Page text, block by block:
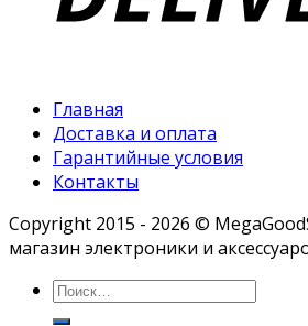
Главная
Доставка и оплата
Гарантийные условия
Контакты
Copyright 2015 - 2026 ©
магазин электроники и